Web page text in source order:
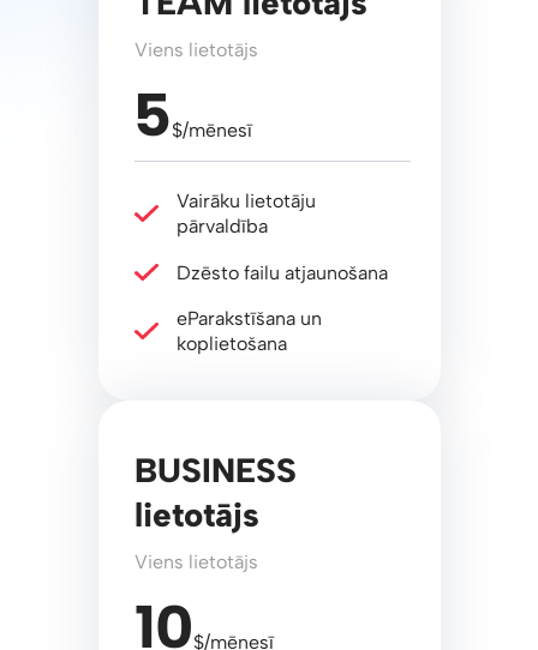
Viens lietotājs
5$/mēnesī
Vairāku lietotāju
pārvaldība
Dzēsto failu atjaunošana
eParakstīšana un
koplietošana
BUSINESS
lietotājs
Viens lietotājs
10$/mēnesī